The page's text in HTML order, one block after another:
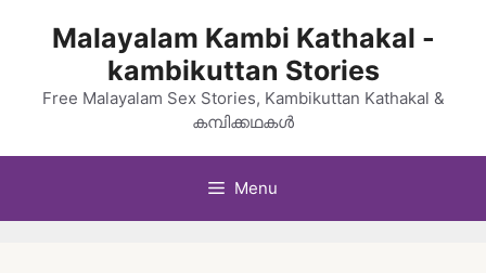
Malayalam Kambi Kathakal -
kambikuttan Stories
Free Malayalam Sex Stories, Kambikuttan Kathakal &
കമ്പിക്കഥകൾ
Menu